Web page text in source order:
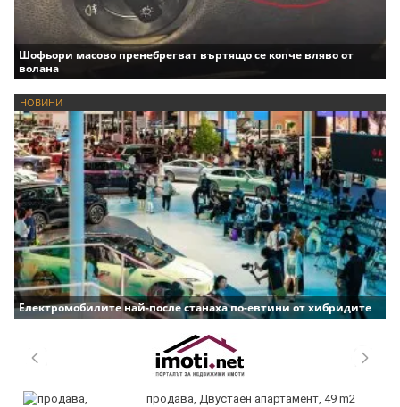
Шофьори масово пренебрегват въртящо се копче вляво от
волана
НОВИНИ
Електромобилите най-после станаха по-евтини от хибридите
продава, Двустаен апартамент, 49 m2